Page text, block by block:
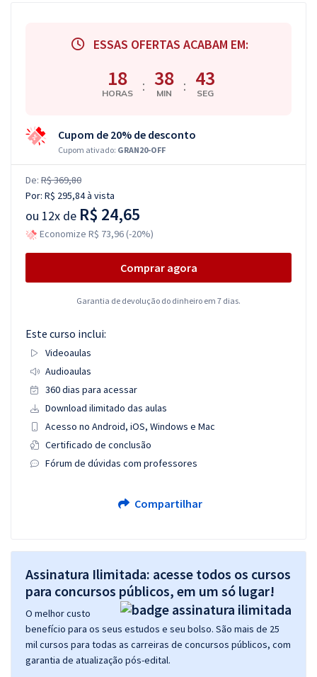
ESSAS OFERTAS ACABAM EM:
18
HORAS : 38
MIN : 42
SEG
Cupom de 20% de desconto
Cupom ativado: GRAN20-OFF
De: R$ 369,80
Por: R$ 295,84à vista
ou 12x de R$ 24,65
Economize R$ 73,96 (-20%)
Comprar agora
Garantia de devolução do dinheiro em 7 dias.
Este curso inclui:
Videoaulas
Audioaulas
360 dias para acessar
Download ilimitado das aulas
Acesso no Android, iOS, Windows e Mac
Certificado de conclusão
Fórum de dúvidas com professores
Compartilhar
Assinatura Ilimitada: acesse todos os cursos
para concursos públicos, em um só lugar!
O melhor custo
benefício para os seus estudos e seu bolso. São mais de 25
mil cursos para todas as carreiras de concursos públicos, com
garantia de atualização pós-edital.